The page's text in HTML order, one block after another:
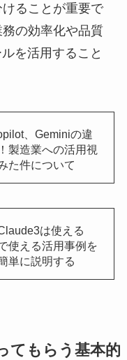
ることが重要で
の効率化や品質
を活用すること
、Geminiの違
製造業への活用視
た件について
は使える
使える活用事例を
単に説明する
てもらう基本的